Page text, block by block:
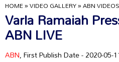
HOME»VIDEO GALLERY»ABN VIDEOS
Varla Ramaiah
ABN LIVE
ABN, First Publish Date - 2020-05-